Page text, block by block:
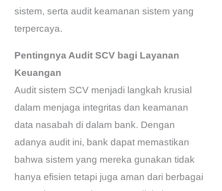
sistem, serta audit keamanan sistem yang
terpercaya.
Pentingnya Audit SCV bagi Layanan
Keuangan
Audit sistem SCV menjadi langkah krusial
dalam menjaga integritas dan keamanan
data nasabah di dalam bank. Dengan
adanya audit ini, bank dapat memastikan
bahwa sistem yang mereka gunakan tidak
hanya efisien tetapi juga aman dari berbagai